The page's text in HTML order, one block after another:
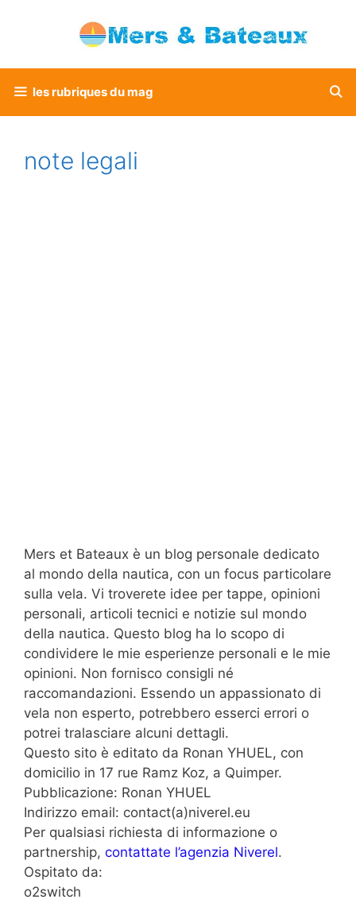
les rubriques du mag
note legali
Mers et Bateaux è un blog personale dedicato
al mondo della nautica, con un focus particolare
sulla vela. Vi troverete idee per tappe, opinioni
personali, articoli tecnici e notizie sul mondo
della nautica. Questo blog ha lo scopo di
condividere le mie esperienze personali e le mie
opinioni. Non fornisco consigli né
raccomandazioni. Essendo un appassionato di
vela non esperto, potrebbero esserci errori o
potrei tralasciare alcuni dettagli.
Questo sito è editato da Ronan YHUEL, con
domicilio in 17 rue Ramz Koz, a Quimper.
Pubblicazione: Ronan YHUEL
Indirizzo email: contact(a)niverel.eu
Per qualsiasi richiesta di informazione o
partnership, contattate l’agenzia Niverel.
Ospitato da:
o2switch